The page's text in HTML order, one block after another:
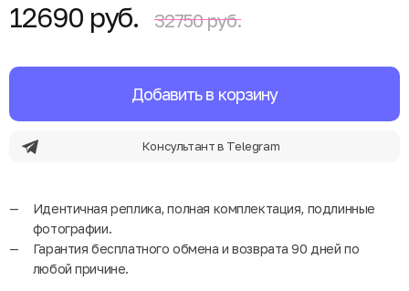
12690 руб. 32750 руб.
Добавить в корзину
Консультант в Telegram
Идентичная реплика, полная комплектация, подлинные
фотографии.
Гарантия бесплатного обмена и возврата 90 дней по
любой причине.